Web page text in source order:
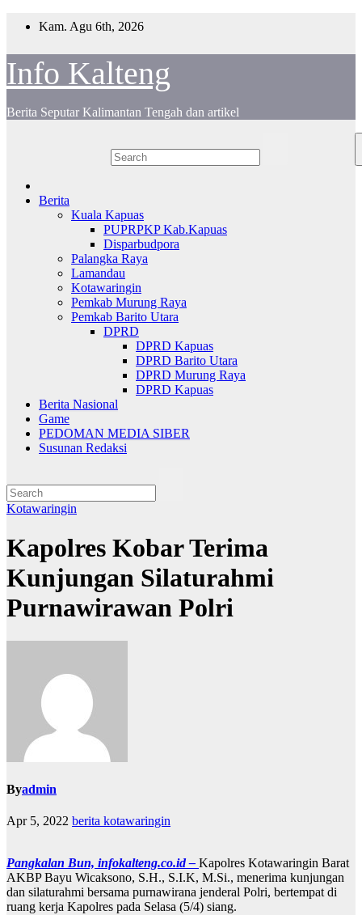
Kam. Agu 6th, 2026
Info Kalteng
Berita Seputar Kalimantan Tengah dan artikel
Berita
Kuala Kapuas
PUPRPKP Kab.Kapuas
Disparbudpora
Palangka Raya
Lamandau
Kotawaringin
Pemkab Murung Raya
Pemkab Barito Utara
DPRD
DPRD Kapuas
DPRD Barito Utara
DPRD Murung Raya
DPRD Kapuas
Berita Nasional
Game
PEDOMAN MEDIA SIBER
Susunan Redaksi
Kotawaringin
Kapolres Kobar Terima
Kunjungan Silaturahmi
Purnawirawan Polri
Byadmin
Apr 5, 2022 berita kotawaringin
Pangkalan Bun, infokalteng.co.id – Kapolres Kotawaringin Barat
AKBP Bayu Wicaksono, S.H., S.I.K, M.Si., menerima kunjungan
dan silaturahmi bersama purnawirana jenderal Polri, bertempat di
ruang kerja Kapolres pada Selasa (5/4) siang.